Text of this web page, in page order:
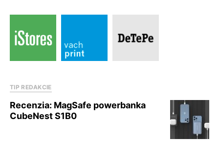
TIP REDAKCIE
Recenzia: MagSafe powerbanka
CubeNest S1B0